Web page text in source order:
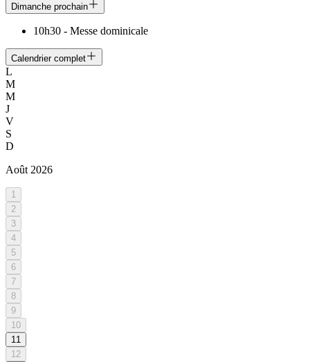
Dimanche prochain
10h30 - Messe dominicale
Calendrier complet
L
M
M
J
V
S
D
Août 2026
1
2
3
4
5
6
7
8
9
10
11
12